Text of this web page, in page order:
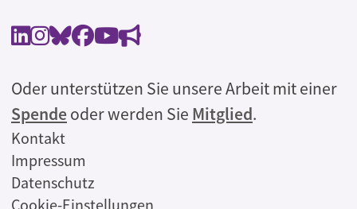
Oder unterstützen Sie unsere Arbeit mit einer
Spendeoder werden Sie Mitglied.
Rechtliches
Kontakt
Impressum
Datenschutz
Cookie-Einstellungen